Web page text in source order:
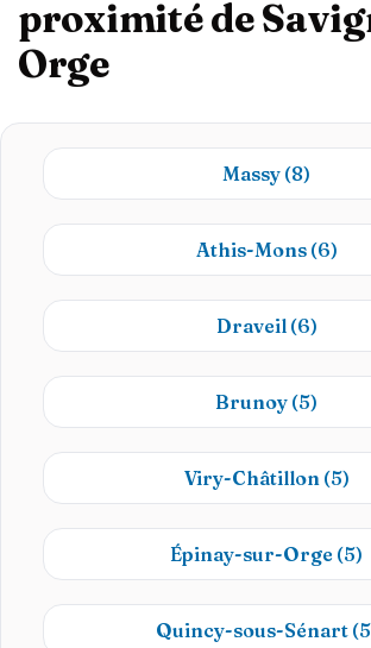
proximité de
Orge
Massy (8)
Athis-Mons (6)
Draveil (6)
Brunoy (5)
Viry-Châtillon (5)
Épinay-sur-Orge (5)
Quincy-sous-Sénart